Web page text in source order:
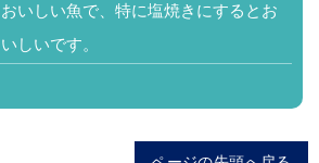
おいしい魚で、特に塩焼きにするとお
いしいです。